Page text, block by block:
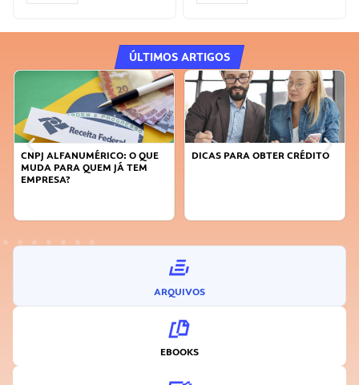
ÚLTIMOS ARTIGOS
ALFANUMÉRICO: O QUE
PARA QUEM JÁ TEM
DICAS PARA OBTER CRÉDITO
FAÇA
ARQUIVOS
EBOOKS